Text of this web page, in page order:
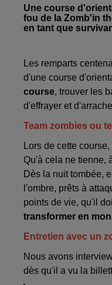
Une course
fou de la Zomb'in
en tant que
Les remparts
d'une course
course, trouver les
d'effrayer et
Team zombies ou
Lors de cette
Qu'à cela ne tienne,
Dès la nuit tombée,
l'ombre, prêts à
points de vie, qu'il
transformer en
Entretien avec un
Nous avons
dès qu'il a vu la